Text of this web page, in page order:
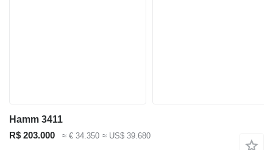
Hamm 3411
R$ 203.000
≈ € 34.350 ≈ US$ 39.680